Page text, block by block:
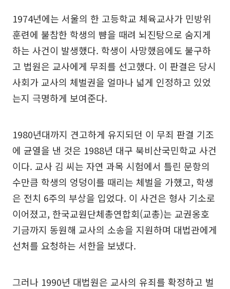
1974년에는 서울의 한 고등학교 체육교사가 민방위
훈련에 불참한 학생의 뺨을 때려 뇌진탕으로 숨지게
하는 사건이 발생했다. 학생이 사망했음에도 불구하
고 법원은 교사에게 무죄를 선고했다. 이 판결은 당시
사회가 교사의 체벌권을 얼마나 넓게 인정하고 있었
는지 극명하게 보여준다.
1980년대까지 견고하게 유지되던 이 무죄 판결 기조
에 균열을 낸 것은 1988년 대구 북비산국민학교 사건
이다. 교사 김 씨는 자연 과목 시험에서 틀린 문항의
수만큼 학생의 엉덩이를 때리는 체벌을 가했고, 학생
은 전치 6주의 부상을 입었다. 이 사건은 형사 기소로
이어졌고, 한국교원단체총연합회(교총)는 교권옹호
기금까지 동원해 교사의 소송을 지원하며 대법관에게
선처를 요청하는 서한을 보냈다.
그러나 1990년 대법원은 교사의 유죄를 확정하고 벌